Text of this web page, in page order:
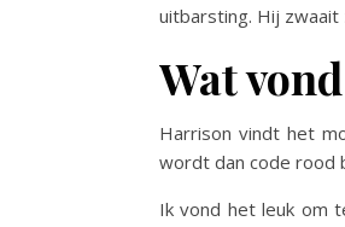
uitbarsting. Hij
Wat
Harrison vindt het
wordt dan code rood
Ik vond het leuk om